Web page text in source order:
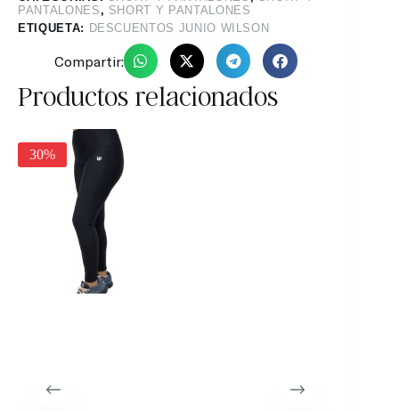
PANTALONES , SHORT Y PANTALONES
ETIQUETA: DESCUENTOS JUNIO WILSON
Compartir:
Productos relacionados
30%